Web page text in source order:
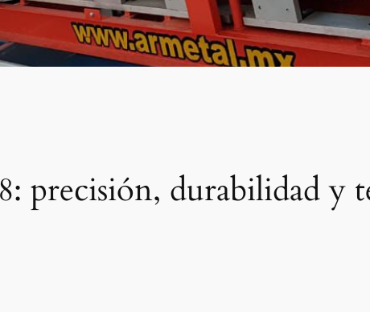
precisión, durabilidad y